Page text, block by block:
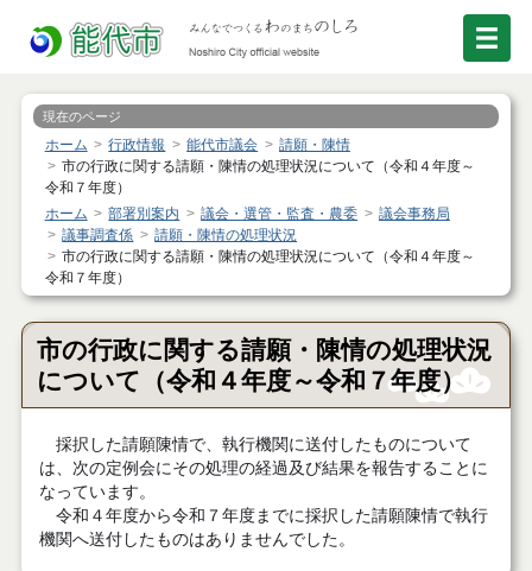
現在のページ
ホーム 行政情報 能代市議会
請願・陳情
市の行政に関する請願・陳情の処理状況について（令和４年度～
令和７年度）
ホーム
部署別案内 議会・選管・監査・農委
議会事務局
議事調査係
請願・陳情の処理状況
市の行政に関する請願・陳情の処理状況について（令和４年度～
令和７年度）
市の行政に関する請願・陳情の処理状況
について（令和４年度～令和７年度）
採択した請願陳情で、執行機関に送付したものについて
は、次の定例会にその処理の経過及び結果を報告することに
なっています。
令和４年度から令和７年度までに採択した請願陳情で執行
機関へ送付したものはありませんでした。